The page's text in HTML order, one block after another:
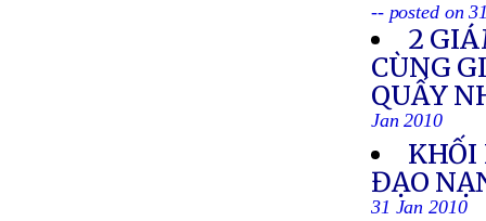
-- posted on
2
CÙNG
QUẤY
Jan 2010
KHỐI
ĐẠO
31 Jan 2010